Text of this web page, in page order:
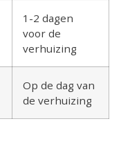
1-2 dagen
voor de
verhuizing
Op de dag van
de verhuizing